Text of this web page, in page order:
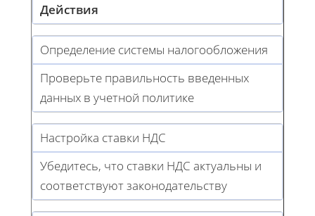
Действия
Определение системы налогообложения
Проверьте правильность введенных
данных в учетной политике
Настройка ставки НДС
Убедитесь, что ставки НДС актуальны и
соответствуют законодательству